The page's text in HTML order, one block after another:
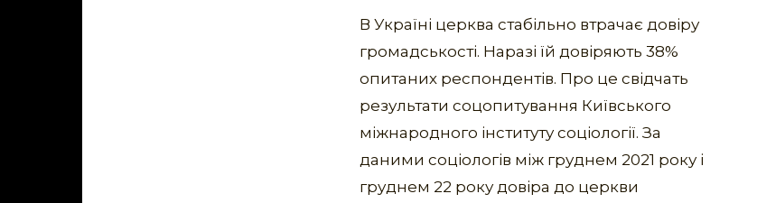
В Україні церква стабільно втрачає довіру
громадськості. Наразі їй довіряють 38%
опитаних респондентів. Про це свідчать
результати соцопитування Київського
міжнародного інституту соціології. За
даними соціологів між груднем 2021 року і
груднем 22 року довіра до церкви